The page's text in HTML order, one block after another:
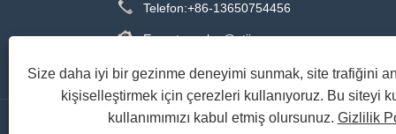
Telefon:+86-13650754456
E-posta:sales@utiime.com
Faks: +86-757-22823191
Size daha iyi bir gezinme deneyimi sunmak, site trafiğini
kişiselleştirmek için çerezleri kullanıyoruz. Bu siteyi
kullanımımızı kabul etmiş olursunuz. Gizlilik